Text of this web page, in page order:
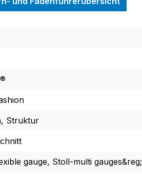
Struktur
gauge, Stoll-multi gauges&reg;